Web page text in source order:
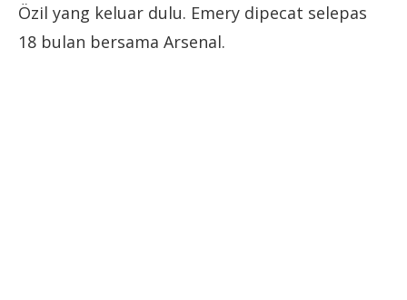
Özil yang keluar dulu. Emery dipecat selepas
18 bulan bersama Arsenal.